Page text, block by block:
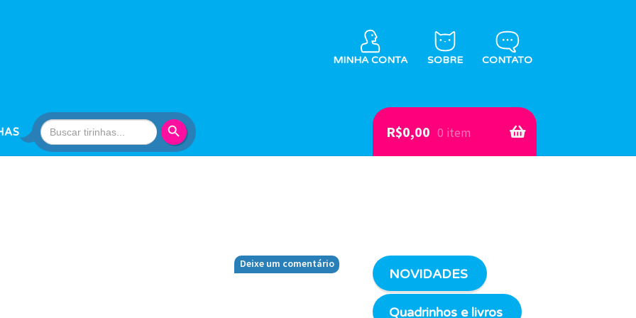
MINHA CONTA SOBRE CONTATO
Search
for:
R$0,00 0 item
Deixe um comentário
NOVIDADES
Quadrinhos e livros